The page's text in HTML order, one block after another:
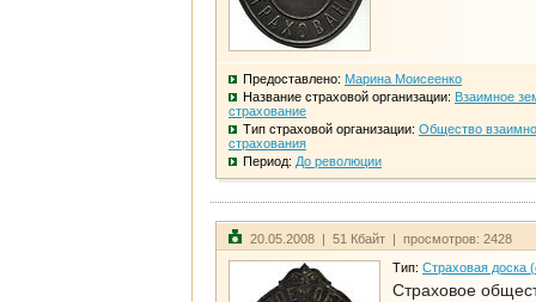
Предоставлено: Марина Моисеенко
Название страховой организации: Взаимное
страхование
Тип страховой организации: Общество
страхования
Период: До революции
20.05.2008 | 51 Кбайт | просмотров: 2428
Тип: Страховая доска
Страховое